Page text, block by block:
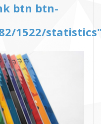
btn btn-
1522/